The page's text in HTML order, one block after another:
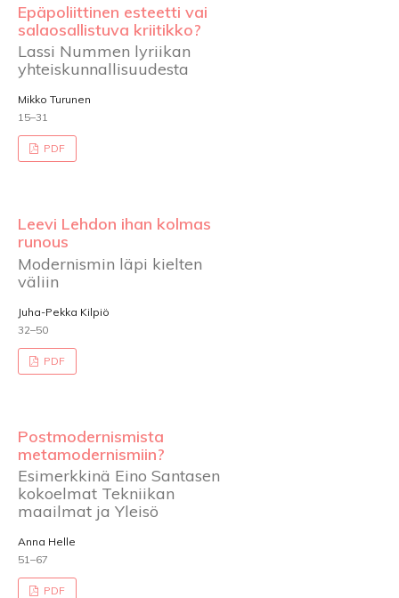
Epäpoliittinen esteetti vai
salaosallistuva kriitikko?
Lassi Nummen lyriikan
yhteiskunnallisuudesta
Mikko Turunen
15–31
PDF
Leevi Lehdon ihan kolmas
runous
Modernismin läpi kielten
väliin
Juha-Pekka Kilpiö
32–50
PDF
Postmodernismista
metamodernismiin?
Esimerkkinä Eino Santasen
kokoelmat Tekniikan
maailmat ja Yleisö
Anna Helle
51–67
PDF